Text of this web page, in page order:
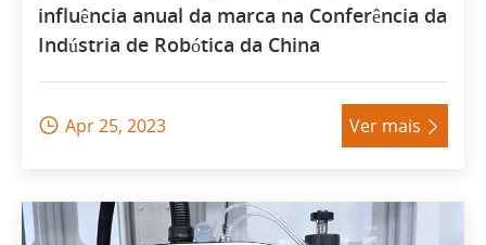
influência anual da marca na Conferência da
Indústria de Robótica da China
 Apr 25, 2023 Ver mais 